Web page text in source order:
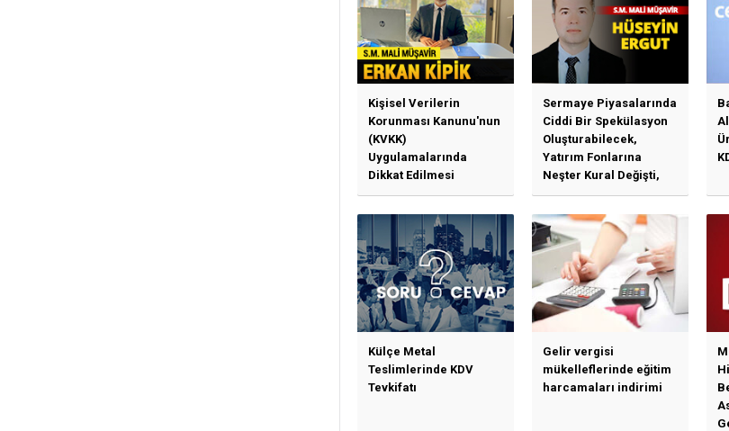
Kişisel Verilerin
Korunması Kanunu'nun
(KVKK)
Uygulamalarında
Dikkat Edilmesi
Gereken Özet Başlıklar
Sermaye Piyasalarında
Ciddi Bir Spekülasyon
Oluşturabilecek,
Yatırım Fonlarına
Neşter Kural Değişti,
SPK’dan Kritik Hamle
Haberlerine Sermaye
Piyasası Kurulundan
Yalanlama Ve Yerinde
Bir Açıklama Geldi
Külçe Metal
Teslimlerinde KDV
Tevkifatı
Gelir vergisi
mükelleflerinde eğitim
harcamaları indirimi